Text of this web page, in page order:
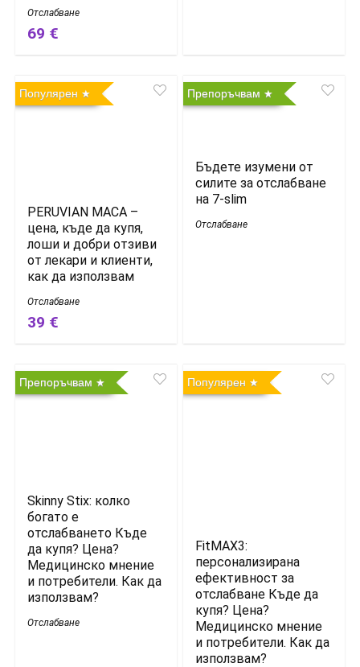
Отслабване
69 €
Популярен
PERUVIAN MACA –
цена, къде да купя,
лоши и добри отзиви
от лекари и клиенти,
как да използвам
Отслабване
39 €
Препоръчвам
Бъдете изумени от
силите за отслабване
на 7-slim
Отслабване
Препоръчвам
Skinny Stix: колко
богато е
отслабването Къде
да купя? Цена?
Медицинско мнение
и потребители. Как да
използвам?
Отслабване
Популярен
FitMAX3:
персонализирана
ефективност за
отслабване Къде да
купя? Цена?
Медицинско мнение
и потребители. Как да
използвам?